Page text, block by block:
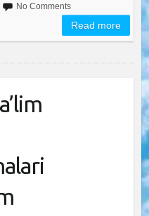
No Comments
Read more